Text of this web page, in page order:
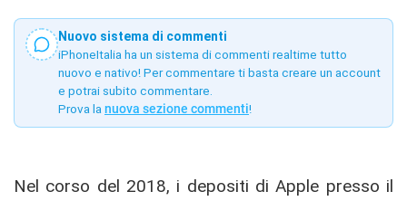
Nuovo sistema di commenti
iPhoneItalia ha un sistema di commenti realtime tutto
nuovo e nativo! Per commentare ti basta creare un account
e potrai subito commentare.
Prova la nuova sezione commenti!
Nel corso del 2018, i depositi di Apple presso il